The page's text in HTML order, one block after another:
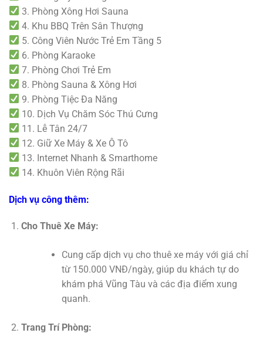
3. Phòng Xông Hơi Sauna
4. Khu BBQ Trên Sân Thượng
5. Công Viên Nước Trẻ Em Tầng 5
6. Phòng Karaoke
7. Phòng Chơi Trẻ Em
8. Phòng Sauna & Xông Hơi
9. Phòng Tiệc Đa Năng
10. Dịch Vụ Chăm Sóc Thú Cưng
11. Lễ Tân 24/7
12. Giữ Xe Máy & Xe Ô Tô
13. Internet Nhanh & Smarthome
14. Khuôn Viên Rộng Rãi
Dịch vụ công thêm:
Cho Thuê Xe Máy:
Cung cấp dịch vụ cho thuê xe máy với giá chỉ
từ 150.000 VNĐ/ngày, giúp du khách tự do
khám phá Vũng Tàu và các địa điểm xung
quanh.
Trang Trí Phòng: